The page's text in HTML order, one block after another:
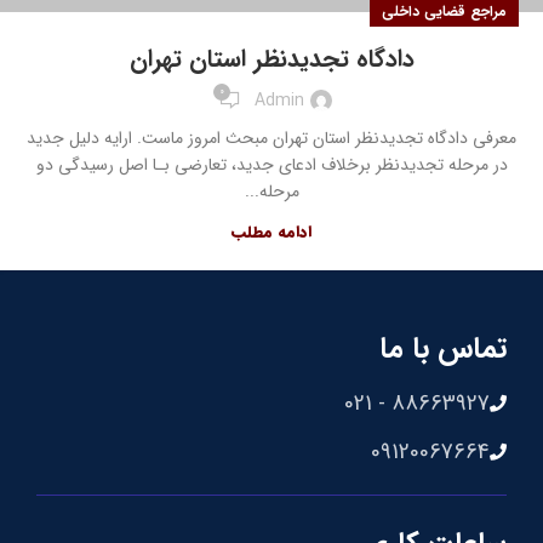
مراجع قضایی داخلی
دادگاه تجدیدنظر استان تهران
Admin
0
معرفی دادگاه تجدیدنظر استان تهران مبحث امروز ماست. ارایه دلیل جدید
در مرحله تجدیدنظر برخلاف ادعای جدید، تعارضی بـا اصل رسیدگی دو
مرحله...
ادامه مطلب
تماس با ما
88663927 - 021
09120067664